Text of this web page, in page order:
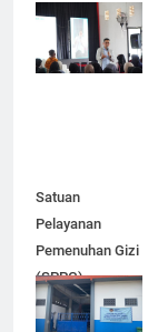
mudahkan
peserta mandiri
bayar iuran
Satuan
Pelayanan
Pemenuhan Gizi
(SPPG)
Karangjati 3 di